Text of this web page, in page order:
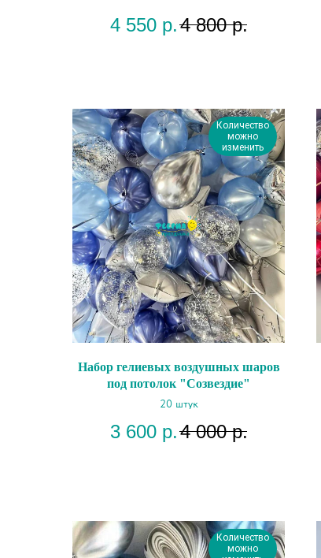
4 550 р.4 800 р.
Количество
можно
изменить
Набор гелиевых воздушных шаров
под потолок "Созвездие"
20 штук
3 600 р.4 000 р.
Количество
можно